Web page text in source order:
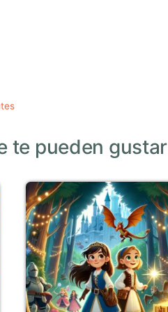
te pueden gustar